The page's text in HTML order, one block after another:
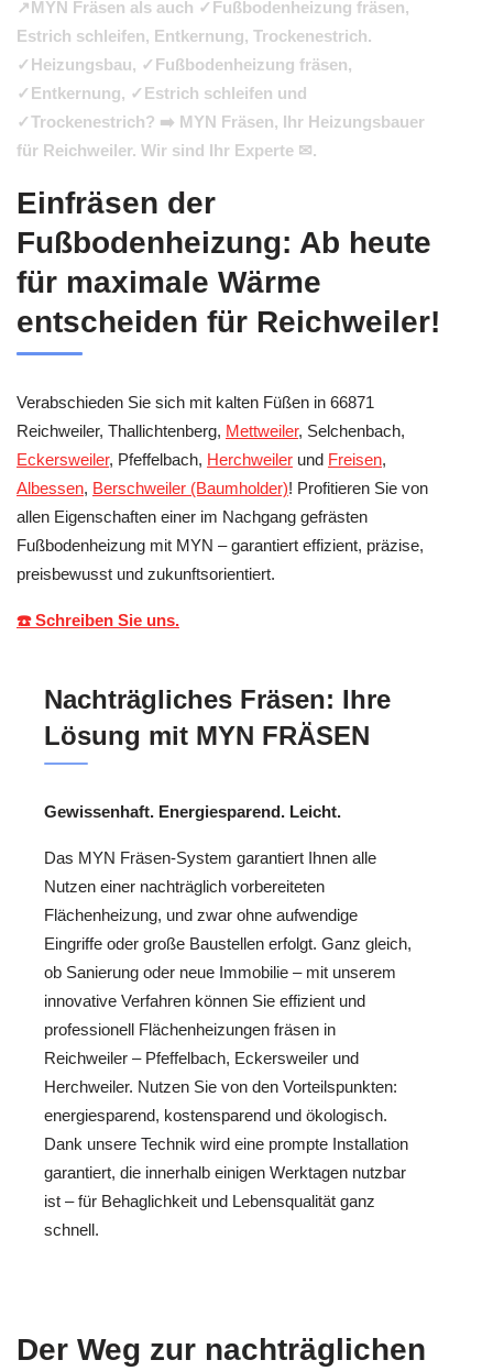
↗️MYN Fräsen als auch ✓Fußbodenheizung fräsen,
Estrich schleifen, Entkernung, Trockenestrich.
✓Heizungsbau, ✓Fußbodenheizung fräsen,
✓Entkernung, ✓Estrich schleifen und
✓Trockenestrich? ➡️ MYN Fräsen, Ihr Heizungsbauer
für Reichweiler. Wir sind Ihr Experte ✉.
Einfräsen der
Fußbodenheizung: Ab heute
für maximale Wärme
entscheiden für Reichweiler!
Verabschieden Sie sich mit kalten Füßen in 66871
Reichweiler, Thallichtenberg, Mettweiler, Selchenbach,
Eckersweiler, Pfeffelbach, Herchweiler und Freisen,
Albessen, Berschweiler (Baumholder)! Profitieren Sie von
allen Eigenschaften einer im Nachgang gefrästen
Fußbodenheizung mit MYN – garantiert effizient, präzise,
preisbewusst und zukunftsorientiert.
☎️ Schreiben Sie uns.
Nachträgliches Fräsen: Ihre
Lösung mit MYN FRÄSEN
Gewissenhaft. Energiesparend. Leicht.
Das MYN Fräsen-System garantiert Ihnen alle
Nutzen einer nachträglich vorbereiteten
Flächenheizung, und zwar ohne aufwendige
Eingriffe oder große Baustellen erfolgt. Ganz gleich,
ob Sanierung oder neue Immobilie – mit unserem
innovative Verfahren können Sie effizient und
professionell Flächenheizungen fräsen in
Reichweiler – Pfeffelbach, Eckersweiler und
Herchweiler. Nutzen Sie von den Vorteilspunkten:
energiesparend, kostensparend und ökologisch.
Dank unsere Technik wird eine prompte Installation
garantiert, die innerhalb einigen Werktagen nutzbar
ist – für Behaglichkeit und Lebensqualität ganz
schnell.
Der Weg zur nachträglichen